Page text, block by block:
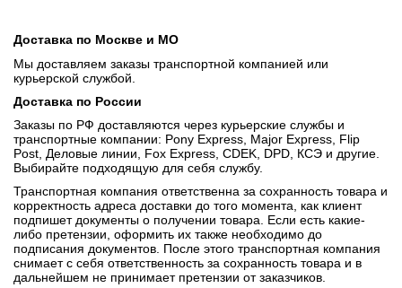
Доставка по Москве и МО
Мы доставляем заказы транспортной компанией или
курьерской службой.
Доставка по России
Заказы по РФ доставляются через курьерские службы и
транспортные компании: Pony Express, Major Express, Flip
Post, Деловые линии, Fox Express, CDEK, DPD, КСЭ и другие.
Выбирайте подходящую для себя службу.
Транспортная компания ответственна за сохранность товара и
корректность адреса доставки до того момента, как клиент
подпишет документы о получении товара. Если есть какие-
либо претензии, оформить их также необходимо до
подписания документов. После этого транспортная компания
снимает с себя ответственность за сохранность товара и в
дальнейшем не принимает претензии от заказчиков.